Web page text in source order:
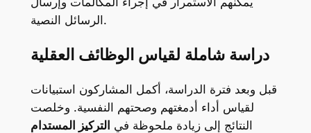
الرسائل النصية.
دراسة شاملة لقياس الوظائف العقلية
قبل وبعد فترة الدراسة، أكمل المشاركون استبيانات
لقياس أداء أدمغتهم وصحتهم النفسية. وخلصت
النتائج إلى زيادة ملحوظة في التركيز المستدام